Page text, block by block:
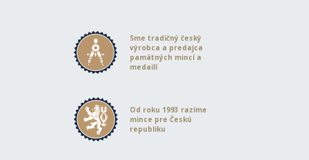
Sme tradičný český
výrobca a predajca
pamätných mincí a
medailí
Od roku 1993 razíme
mince pre Českú
republiku